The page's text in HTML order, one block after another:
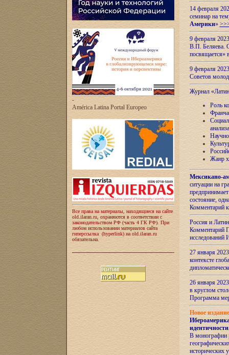
-
América Latina Portal Europeo
Все права на материалы, находящиеся на сайте
old.ilaran.ru, охраняются в соответствии с
законодательством РФ (часть 4 ГК РФ). При
любом использовании материалов сайта
гиперссылка (hyperlink) на old.ilaran.ru
обязательна.
14 февраля
семинар на
Америки»
9 февраля
В.П. Беляева.
посвящается»
9 февраля
Советов
Журнал
Роль
анализа
Жанр
Мексикано-
ситуации на
состояние,
Комментарий
Россия и
Комментарий
27 января
контексте
26 января
в круглом
Программа
Новое
идентичности
В монографии
исторических